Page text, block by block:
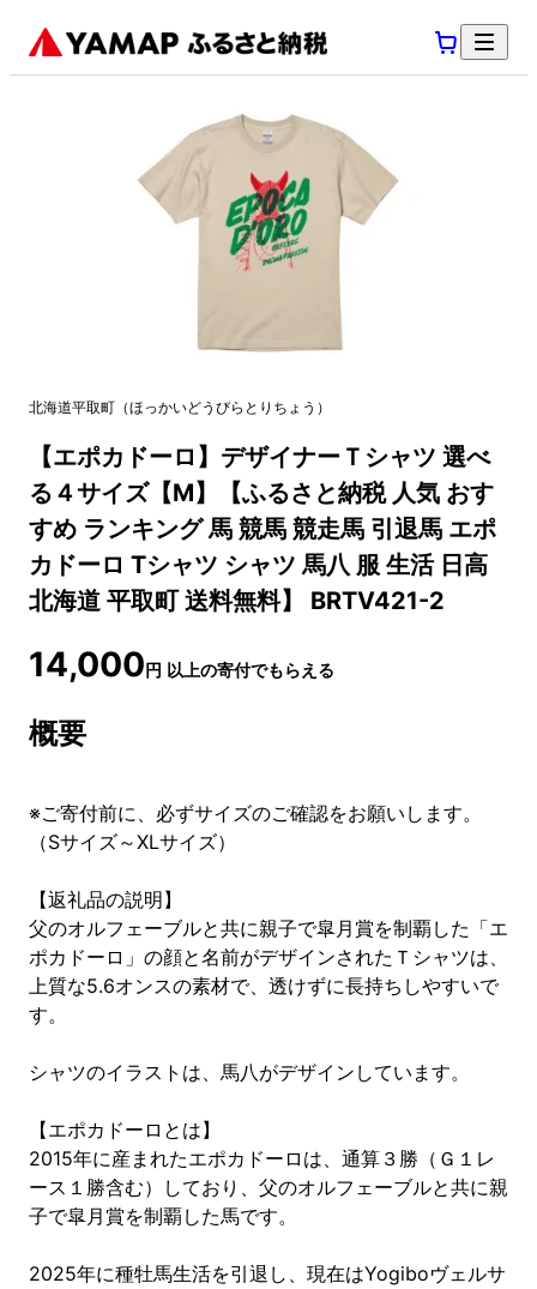
北海道平取町 （ほっかいどう びらとりちょう ）
【エポカドーロ】デザイナーＴシャツ 選べ
る４サイズ【M】【ふるさと納税 人気 おす
すめ ランキング 馬 競馬 競走馬 引退馬 エポ
カドーロ Tシャツ シャツ 馬八 服 生活 日高
北海道 平取町 送料無料】 BRTV421-2
14,000円 以上の寄付でもらえる
概要
※ご寄付前に、必ずサイズのご確認をお願いします。
（Sサイズ～XLサイズ）
【返礼品の説明】
父のオルフェーブルと共に親子で皐月賞を制覇した「エ
ポカドーロ」の顔と名前がデザインされたＴシャツは、
上質な5.6オンスの素材で、透けずに長持ちしやすいで
す。
シャツのイラストは、馬八がデザインしています。
【エポカドーロとは】
2015年に産まれたエポカドーロは、通算３勝（Ｇ１レ
ース１勝含む）しており、父のオルフェーブルと共に親
子で皐月賞を制覇した馬です。
2025年に種牡馬生活を引退し、現在はYogiboヴェルサ